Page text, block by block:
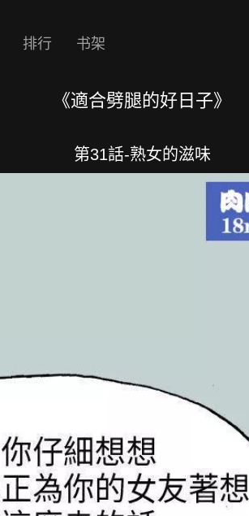
排行 书架
《適合劈腿的好日子》
第31話-熟女的滋味